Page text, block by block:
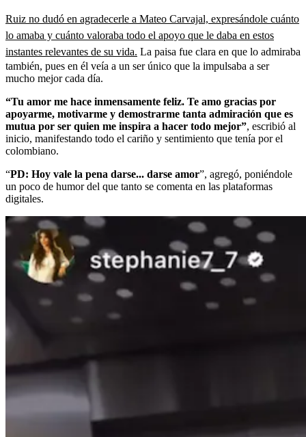
Ruiz no dudó en agradecerle a Mateo Carvajal, expresándole cuánto
lo amaba y cuánto valoraba todo el apoyo que le daba en estos
instantes relevantes de su vida. La paisa fue clara en que lo admiraba
también, pues en él veía a un ser único que la impulsaba a ser
mucho mejor cada día.
“Tu amor me hace inmensamente feliz. Te amo gracias por
apoyarme, motivarme y demostrarme tanta admiración que es
mutua por ser quien me inspira a hacer todo mejor”, escribió al
inicio, manifestando todo el cariño y sentimiento que tenía por el
colombiano.
“PD: Hoy vale la pena darse... darse amor”, agregó, poniéndole
un poco de humor del que tanto se comenta en las plataformas
digitales.